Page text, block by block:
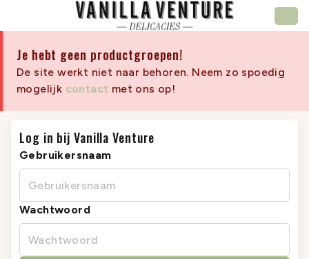
Je hebt geen productgroepen!
De site werkt niet naar behoren. Neem zo spoedig
mogelijk contact met ons op!
Log in bij Vanilla Venture
Gebruikersnaam
Wachtwoord